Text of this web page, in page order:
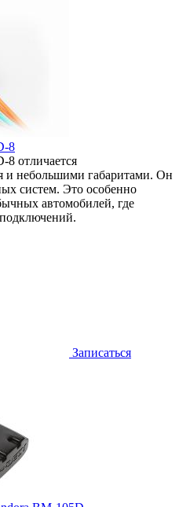
8
8 отличается
и небольшими габаритами. Он
систем. Это особенно
автомобилей, где
Записаться